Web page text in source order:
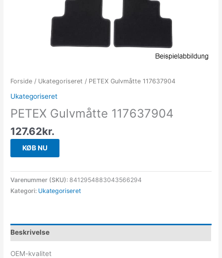
Forside / Ukategoriseret / PETEX Gulvmåtte 117637904
Ukategoriseret
PETEX Gulvmåtte 117637904
127.62kr.
KØB NU
Varenummer (SKU):8412954883043566294
Kategori: Ukategoriseret
Beskrivelse
OEM-kvalitet